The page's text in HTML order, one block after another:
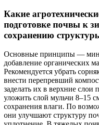
Какие
подготовке почвы к
сохранению
Основные принципы —
добавление органических
Рекомендуется убрать
внести перепревший
заделать их в верхние
уложить слой мульчи 8–15
сохранения влаги. По
они улучшают структуру